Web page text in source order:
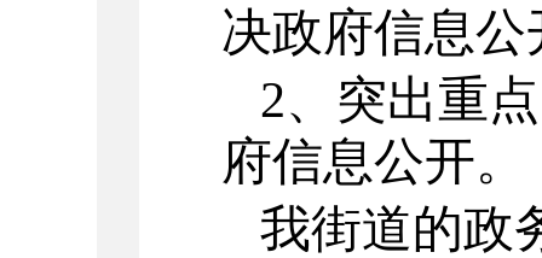
决政府信息
2、突出重
府信息公开。
我街道的政